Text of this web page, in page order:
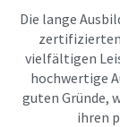
Die lange
vielfältigen
hochwertige
guten Gründe,
ihren